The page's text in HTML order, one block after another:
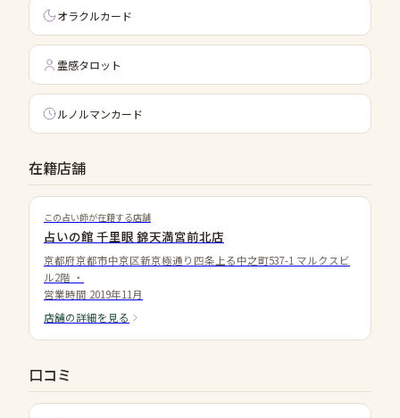
オラクルカード
霊感タロット
ルノルマンカード
在籍店舗
この占い師が在籍する店舗
占いの館 千里眼 錦天満宮前北店
京都府京都市中京区新京極通り四条上る中之町537-1 マルクスビ
ル2階 ・
営業時間 2019年11月
店舗の詳細を見る
口コミ